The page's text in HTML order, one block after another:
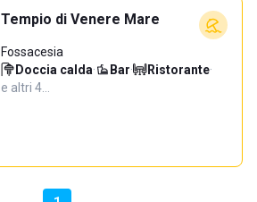
Tempio di Venere Mare
Fossacesia
Doccia calda· Bar· Ristorante·
e altri 4…